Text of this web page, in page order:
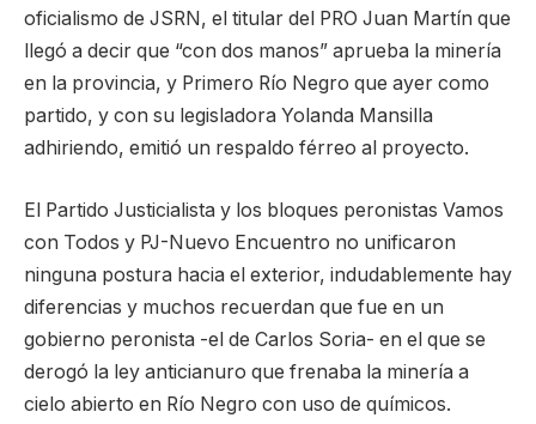
oficialismo de JSRN, el titular del PRO Juan Martín que
llegó a decir que “con dos manos” aprueba la minería
en la provincia, y Primero Río Negro que ayer como
partido, y con su legisladora Yolanda Mansilla
adhiriendo, emitió un respaldo férreo al proyecto.
El Partido Justicialista y los bloques peronistas Vamos
con Todos y PJ-Nuevo Encuentro no unificaron
ninguna postura hacia el exterior, indudablemente hay
diferencias y muchos recuerdan que fue en un
gobierno peronista -el de Carlos Soria- en el que se
derogó la ley anticianuro que frenaba la minería a
cielo abierto en Río Negro con uso de químicos.